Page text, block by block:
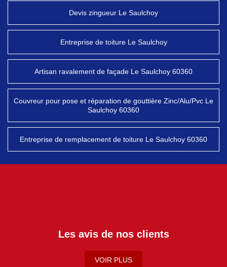
Devis zingueur Le Saulchoy
Entreprise de toiture Le Saulchoy
Artisan ravalement de façade Le Saulchoy 60360
Couvreur pour pose et réparation de gouttière Zinc/Alu/Pvc Le
Saulchoy 60360
Entreprise de remplacement de toiture Le Saulchoy 60360
Les avis de nos clients
VOIR PLUS